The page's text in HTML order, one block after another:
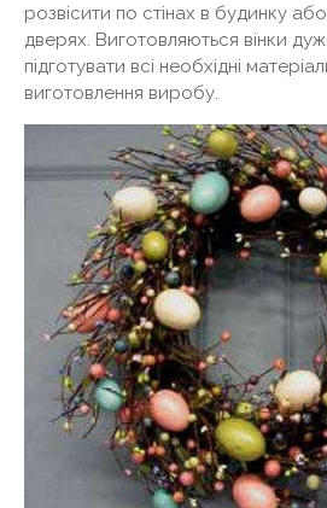
розвісити по стінах в будинку
дверях. Виготовляються вінки
підготувати всі необхідні
виготовлення виробу.